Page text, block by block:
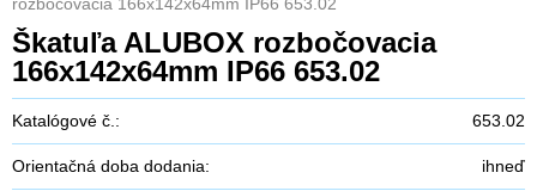
Škatuľa ALUBOX rozbočovacia
166x142x64mm IP66 653.02
Katalógové č.: 653.02
Orientačná doba dodania: ihneď